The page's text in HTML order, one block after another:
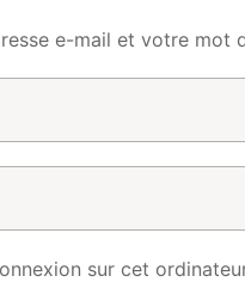
e-mail et votre mot
sur cet